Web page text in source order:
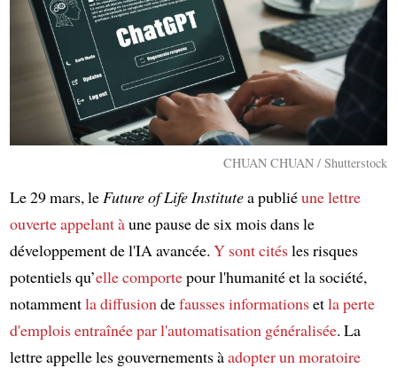
CHUAN CHUAN / Shutterstock
Le 29 mars, le Future of Life Institutea publiéune lettre
ouverteappelant àune pause de six mois dans le
développement de l'IA avancée. Y sont citésles risques
potentiels qu’elle comportepour l'humanité et la société,
notammentla diffusion defausses informationsetla perte
d'emploisentraînée parl'automatisation généralisée. La
lettre appelle les gouvernements àadopter un moratoire